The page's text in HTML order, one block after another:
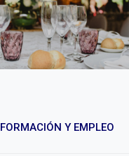
FORMACIÓN Y EMPLEO